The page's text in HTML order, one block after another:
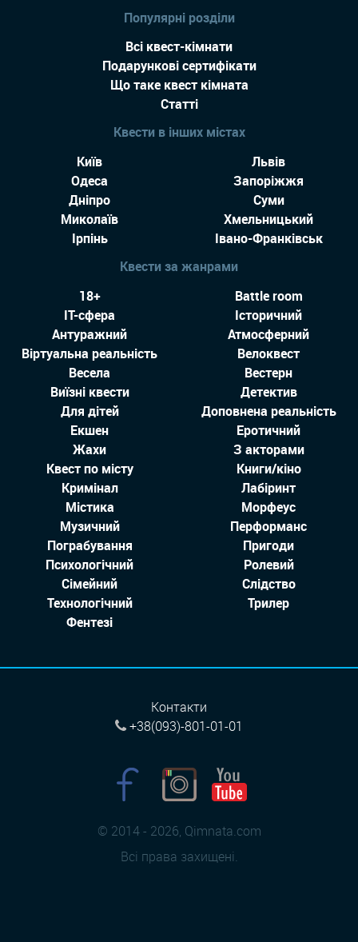
Популярні розділи
Всі квест-кімнати
Подарункові сертифікати
Що таке квест кімната
Статті
Квести в інших містах
Київ
Львів
Одеса
Запоріжжя
Дніпро
Суми
Миколаїв
Хмельницький
Ірпінь
Івано-Франківськ
Квести за жанрами
18+
Battle room
IT-сфера
Історичний
Антуражний
Атмосферний
Віртуальна реальність
Велоквест
Весела
Вестерн
Виїзні квести
Детектив
Для дітей
Доповнена реальність
Екшен
Еротичний
Жахи
З акторами
Квест по місту
Книги/кіно
Кримінал
Лабіринт
Містика
Морфеус
Музичний
Перформанс
Пограбування
Пригоди
Психологічний
Ролевий
Сімейний
Слідство
Технологiчний
Трилер
Фентезі
© 2014 - 2026, Qimnata.com
Всі права захищені.
Контакти
+38(093)-801-01-01